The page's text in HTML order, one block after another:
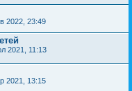
2022, 23:49
2021, 11:13
2021, 13:15